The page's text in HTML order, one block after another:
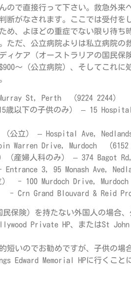
ので直接行って下さい。救急外
断がなされます。ここでは受付を
め、よほどの重症でない限り待ち
ただ、公立病院よりは私立病院の
ィケア（オーストラリアの国民保
～（公立病院）、そしてこれに
St, Perth （9224 2244）
歳以下の子供のみ） – 15
公立） – Hospital Ave,
Warren Drive, Murdoch （6152
（産婦人科のみ） – 374 Bagot
3, 95 Monash Ave,
） - 100 Murdoch Drive, Murdoch
- Crn Grand Blouvard & Reid
保険）を持たない外国人の場合
Private HP、またはSt
短いのでお勧めですが、子供の場
Edward Memorial HPに行くこと